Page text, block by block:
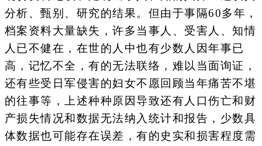
分析、甄别、研究的结果。但由于事隔60多年，
档案资料大量缺失，许多当事人、受害人、知情
人已不健在，在世的人中也有少数人因年事已
高，记忆不全，有的无法联络，难以当面询证，
还有些受日军侵害的妇女不愿回顾当年痛苦不堪
的往事等，上述种种原因导致还有人口伤亡和财
产损失情况和数据无法纳入统计和报告，少数具
体数据也可能存在误差，有的史实和损害程度需